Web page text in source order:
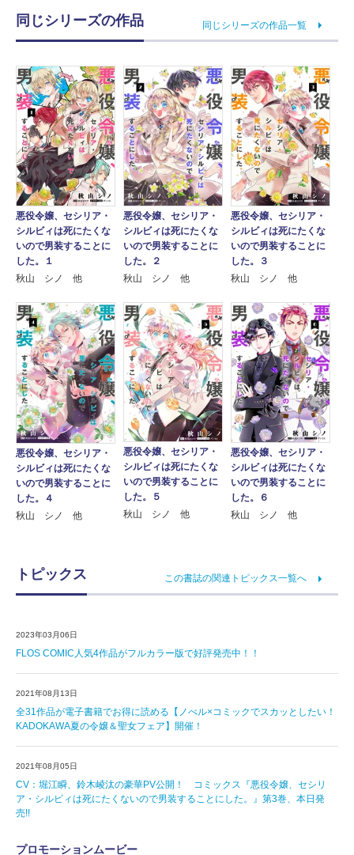
同じシリーズの作品 同じシリーズの作品一覧
悪役令嬢、セシリア・
シルビィは死にたくな
いので男装することに
した。１
秋山 シノ 他
悪役令嬢、セシリア・
シルビィは死にたくな
いので男装することに
した。２
秋山 シノ 他
悪役令嬢、セシリア・
シルビィは死にたくな
いので男装することに
した。３
秋山 シノ 他
悪役令嬢、セシリア・
シルビィは死にたくな
いので男装することに
した。４
秋山 シノ 他
悪役令嬢、セシリア・
シルビィは死にたくな
いので男装することに
した。５
秋山 シノ 他
悪役令嬢、セシリア・
シルビィは死にたくな
いので男装することに
した。６
秋山 シノ 他
トピックス この書誌の関連トピックス一覧へ
2023年03月06日
FLOS COMIC人気4作品がフルカラー版で好評発売中！！
2021年08月13日
全31作品が電子書籍でお得に読める【ノべル×コミックでスカッとしたい！
KADOKAWA夏の令嬢＆聖女フェア】開催！
2021年08月05日
CV：堀江瞬、鈴木崚汰の豪華PV公開！ コミックス『悪役令嬢、セシリ
ア・シルビィは死にたくないので男装することにした。』第3巻、本日発
売!!
プロモーションムービー